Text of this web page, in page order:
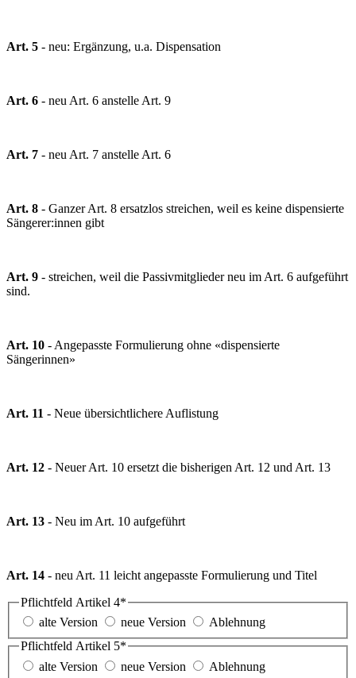
Art. 5 - neu: Ergänzung, u.a. Dispensation
Art. 6 - neu Art. 6 anstelle Art. 9
Art. 7 - neu Art. 7 anstelle Art. 6
Art. 8 - Ganzer Art. 8 ersatzlos streichen, weil es keine dispensierte
Sängerer:innen gibt
Art. 9 - streichen, weil die Passivmitglieder neu im Art. 6 aufgeführt
sind.
Art. 10 - Angepasste Formulierung ohne «dispensierte
Sängerinnen»
Art. 11 - Neue übersichtlichere Auflistung
Art. 12 - Neuer Art. 10 ersetzt die bisherigen Art. 12 und Art. 13
Art. 13 - Neu im Art. 10 aufgeführt
Art. 14 - neu Art. 11 leicht angepasste Formulierung und Titel
Pflichtfeld Artikel 4*
alte Version
neue Version
Ablehnung
Pflichtfeld Artikel 5*
alte Version
neue Version
Ablehnung